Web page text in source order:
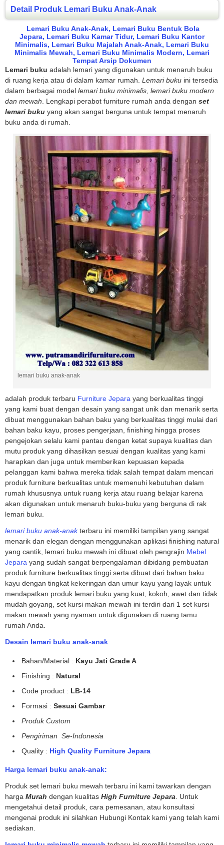
Detail Produk Lemari Buku Anak-Anak
Lemari Buku Anak-Anak, Lemari Buku Bentuk Bola
Jepara, Lemari Buku Kamar Tidur, Lemari Buku Kantor
Minimalis, Lemari Buku Majalah Anak-Anak, Lemari Buku
Minimalis Mewah, Lemari Buku Minimalis Modern, Lemari
Tempat Arsip Dokumen
Lemari buku adalah lemari yang digunakan untuk menaruh buku
di ruang kerja atau di dalam kamar rumah. Lemari buku ini tersedia
dalam berbagai model lemari buku minimalis, lemari buku modern
dan mewah . Lengkapi perabot furniture rumah anda dengan set
lemari buku yang akan sangat berguna untuk tempat menaruh
buku anda di rumah.
lemari buku anak-anak
adalah produk terbaru Furniture Jepara yang berkualitas tinggi
yang kami buat dengan desain yang sangat unik dan menarik serta
dibuat menggunakan bahan baku yang berkualitas tinggi mulai dari
bahan baku kayu, proses pengerjaan, finishing hingga proses
pengejokan selalu kami pantau dengan ketat supaya kualitas dan
mutu produk yang dihasilkan sesuai dengan kualitas yang kami
harapkan dan juga untuk memberikan kepuasan kepada
pelanggan kami bahwa mereka tidak salah tempat dalam mencari
produk furniture berkualitas untuk memenuhi kebutuhan dalam
rumah khususnya untuk ruang kerja atau ruang belajar karena
akan digunakan untuk menaruh buku-buku yang berguna di rak
lemari buku.
lemari buku anak-anakterbaru ini memiliki tampilan yang sangat
menarik dan elegan dengan menggunakan aplikasi finishing natural
yang cantik, lemari buku mewah ini dibuat oleh pengrajin Mebel
Jepara yang sudah sangat berpengalaman dibidang pembuatan
produk furniture berkualitas tinggi serta dibuat dari bahan baku
kayu dengan tingkat kekeringan dan umur kayu yang layak untuk
mendapatkan produk lemari buku yang kuat, kokoh, awet dan tidak
mudah goyang, set kursi makan mewah ini terdiri dari 1 set kursi
makan mewah yang nyaman untuk digunakan di ruang tamu
rumah Anda.
Desain lemari buku anak-anak:
Bahan/Material : Kayu Jati Grade A
Finishing : Natural
Code product : LB-14
Formasi : Sesuai Gambar
Produk Custom
Pengiriman Se-Indonesia
Quality : High Quality Furniture Jepara
Harga lemari buku anak-anak:
Produk set lemari buku mewah terbaru ini kami tawarkan dengan
harga Murah dengan kualitas High Furniture Jepara . Untuk
mengetahui detail produk, cara pemesanan, atau konsultasi
mengenai produk ini silahkan Hubungi Kontak kami yang telah kami
sediakan.